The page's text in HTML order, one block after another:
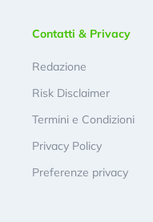
Contatti & Privacy
Redazione
Risk Disclaimer
Termini e Condizioni
Privacy Policy
Preferenze privacy